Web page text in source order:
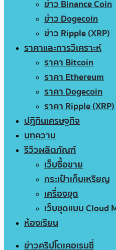
ข่าว Binance Coin
ข่าว Dogecoin
ข่าว Ripple (XRP)
ราคาและการวิเคราะห์
ราคา Bitcoin
ราคา Ethereum
ราคา Dogecoin
ราคา Ripple (XRP)
ปฏิทินเศรษฐกิจ
บทความ
รีวิวผลิตภัณฑ์
เว็บซื้อขาย
กระเป๋าเก็บเหรียญ
เครื่องขุด
เว็บขุดแบบ Cloud
ห้องเรียน
ข่าวคริปโตเคอเรนซี่